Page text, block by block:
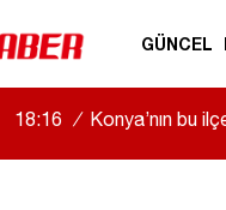
GÜNCEL
18:16 / Konya’nın bu